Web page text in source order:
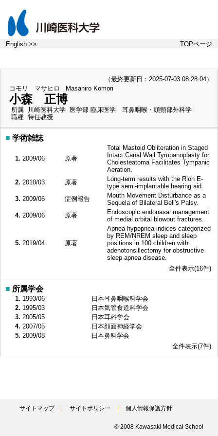
English >> TOPページ
（最終更新日：2025-07-03 08:28:04）
コモリ マサヒロ
Masahiro Komori
小森 正博
所属
川崎医科大学 医学部 臨床医学 耳鼻咽喉・頭頸部外科学
職種 特任教授
■ 学術雑誌
1. 2009/06 原著
Total Mastoid Obliteration in Staged
Intact Canal Wall Tympanoplasty for
Cholesteatoma Facilitates Tympanic
Aeration.
2. 2010/03 原著
Long-term results with the Rion E-
type semi-implantable hearing aid.
3. 2009/06 症例報告
Mouth Movement Disturbance as a
Sequela of Bilateral Bell's Palsy.
4. 2009/06 原著
Endoscopic endonasal management
of medial orbital blowout fractures.
5. 2019/04 原著
Apnea hypopnea indices categorized
by REM/NREM sleep and sleep
positions in 100 children with
adenotonsillectomy for obstructive
sleep apnea disease.
全件表示(16件)
■ 所属学会
1. 1993/06
日本耳鼻咽喉科学会
2. 1995/03
日本気管食道科学会
3. 2005/05
日本耳科学会
4. 2007/05
日本顔面神経学会
5. 2009/08
日本鼻科学会
全件表示(7件)
サイトマップ サイトポリシー 個人情報保護方針
© 2008 Kawasaki Medical School